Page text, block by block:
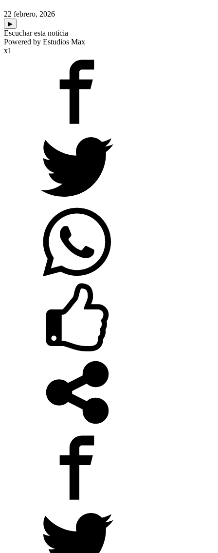
22 febrero, 2026
▶
Escuchar esta noticia
Powered by Estudios Max
x1